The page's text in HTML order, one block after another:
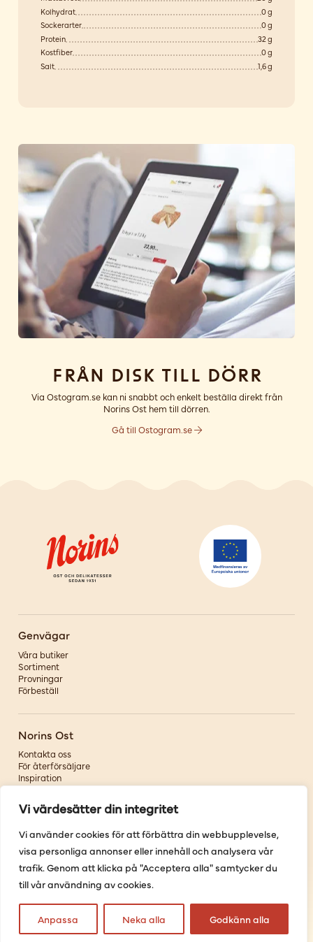
Vi värdesätter din integritet
Vi använder cookies för att förbättra din webbupplevelse,
visa personliga annonser eller innehåll och analysera vår
trafik. Genom att klicka på "Acceptera alla" samtycker du
till vår användning av cookies.
Anpassa Neka alla Godkänn alla
Kolhydrat
0 g
Sockerarter
0 g
Protein
32 g
Kostfiber
0 g
Salt
1,6 g
Från disk till dörr
Via Ostogram.se kan ni snabbt och enkelt beställa direkt från
Norins Ost hem till dörren.
Gå till Ostogram.se
Genvägar
Våra butiker
Sortiment
Provningar
Förbeställ
Norins Ost
Kontakta oss
För återförsäljare
Inspiration
Om oss
Följ oss
Facebook
Instagram
Pinterest
Youtube